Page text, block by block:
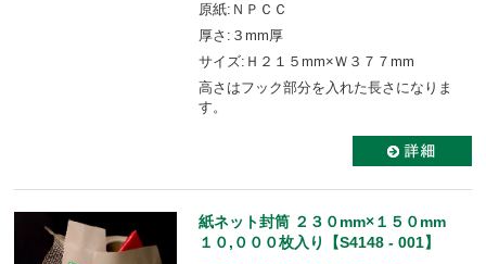
原紙:ＮＰＣＣ
厚さ:３mm厚
サイズ:Ｈ２１５mm×Ｗ３７７mm
高さはフック部分を入れた長さになりま
す。
紙ネット封筒 ２３０mm×１５０mm
１０,０００枚入り【S4148 - 001】